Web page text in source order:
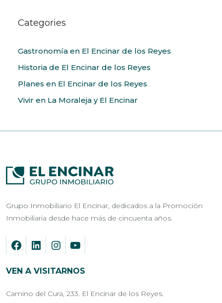
Categories
Gastronomía en El Encinar de los Reyes
Historia de El Encinar de los Reyes
Planes en El Encinar de los Reyes
Vivir en La Moraleja y El Encinar
Grupo Inmobiliario El Encinar, dedicados a la Promoción
Inmobiliaria desde hace más de cincuenta años.
VEN A VISITARNOS
Camino del Cura, 233. El Encinar de los Reyes.